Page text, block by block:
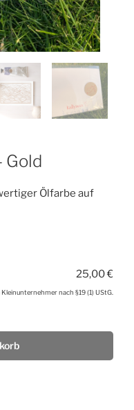
Gold
Ölfarbe auf
25,00€
nach §19 (1) UStG.